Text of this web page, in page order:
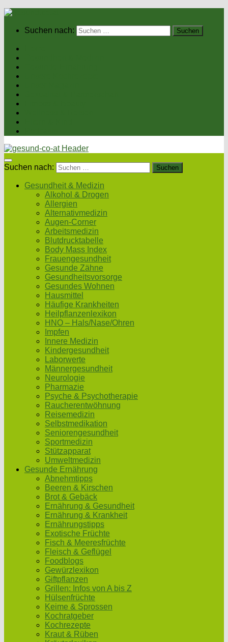
Suchen nach:
Suchen nach:
Gesundheit & Medizin
Alkohol & Drogen
Allergien
Alternativmedizin
Augen-Corner
Arbeitsmedizin
Blutdrucktabelle
Body Mass Index
Frauengesundheit
Gesunde Zähne
Gesundheitsvorsorge
Gesundes Wohnen
Hausmittel
Häufige Krankheiten
Heilpflanzenlexikon
HNO – Hals/Nase/Ohren
Impfen
Innere Medizin
Kindergesundheit
Laborwerte
Männergesundheit
Neurologie
Pharmazie
Psyche & Psychotherapie
Raucherentwöhnung
Reisemedizin
Selbstmedikation
Seniorengesundheit
Sportmedizin
Stützapparat
Umweltmedizin
Gesunde Ernährung
Abnehmtipps
Beeren & Kirschen
Brot & Gebäck
Ernährung & Gesundheit
Ernährung & Krankheit
Ernährungstipps
Exotische Früchte
Fisch & Meeresfrüchte
Fleisch & Geflügel
Foodblogs
Gewürzlexikon
Giftpflanzen
Grillen: Infos von A bis Z
Hülsenfrüchte
Keime & Sprossen
Kochratgeber
Kochrezepte
Kraut & Rüben